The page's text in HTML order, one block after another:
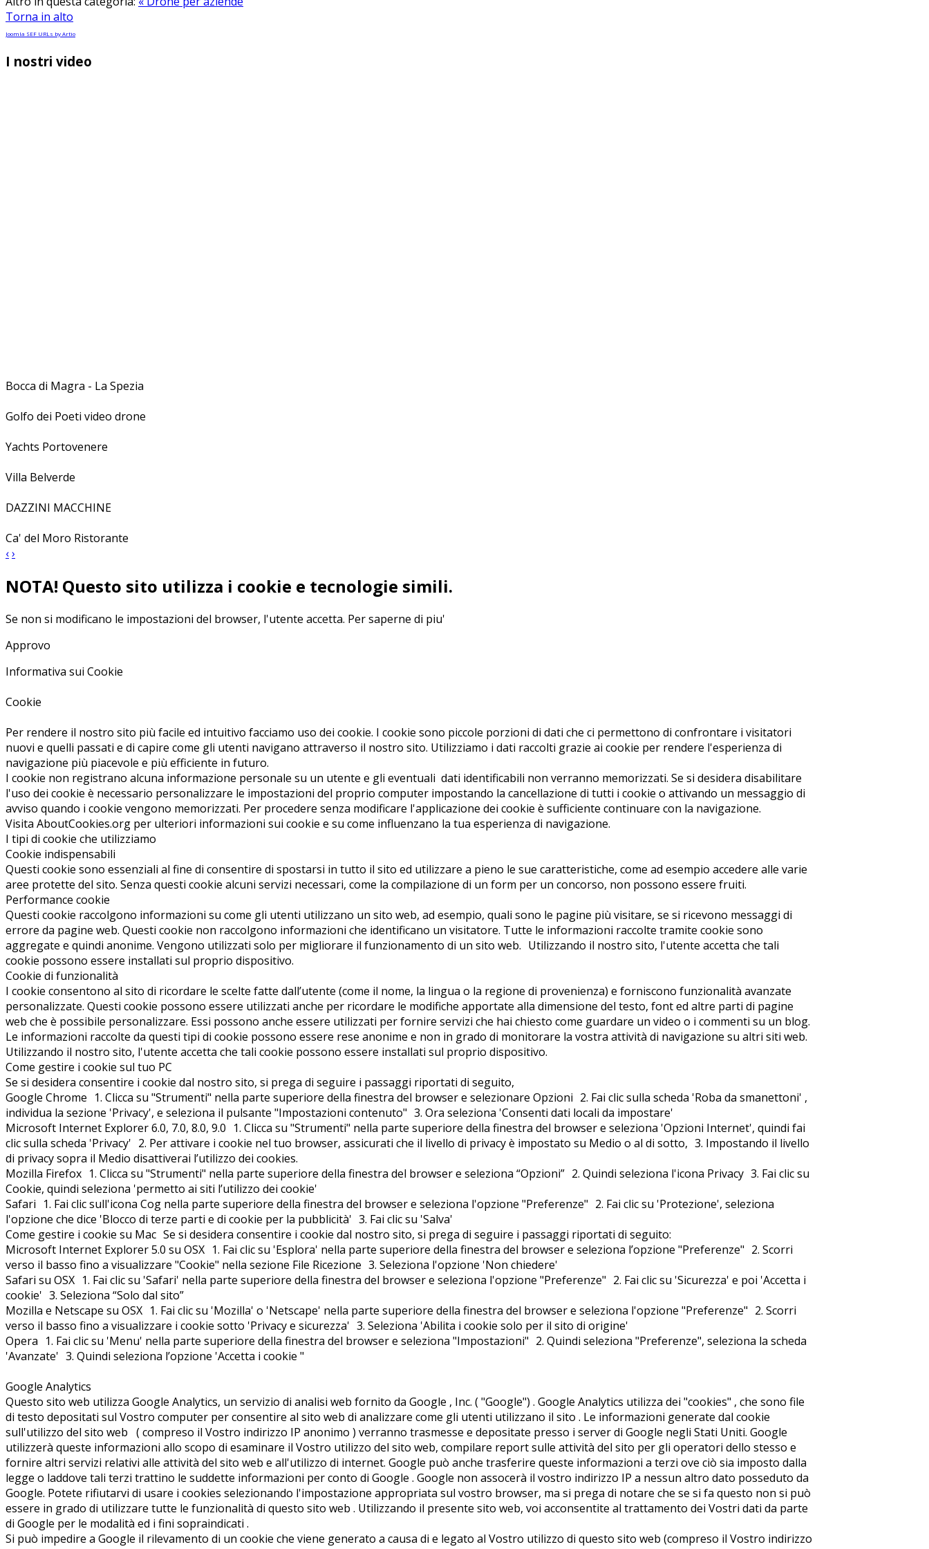
Torna in alto
Joomla SEF URLs by Artio
I nostri video
Bocca di Magra - La Spezia
Golfo dei Poeti video drone
Yachts Portovenere
Villa Belverde
DAZZINI MACCHINE
Ca' del Moro Ristorante
‹›
NOTA! Questo sito utilizza i cookie e tecnologie simili.
Se non si modificano le impostazioni del browser, l'utente accetta. Per saperne di piu'
Approvo
Informativa sui Cookie
Cookie
Per rendere il nostro sito più facile ed intuitivo facciamo uso dei cookie. I cookie sono piccole porzioni di dati che ci permettono di confrontare i visitatori
nuovi e quelli passati e di capire come gli utenti navigano attraverso il nostro sito. Utilizziamo i dati raccolti grazie ai cookie per rendere l'esperienza di
navigazione più piacevole e più efficiente in futuro.
I cookie non registrano alcuna informazione personale su un utente e gli eventuali dati identificabili non verranno memorizzati. Se si desidera disabilitare
l'uso dei cookie è necessario personalizzare le impostazioni del proprio computer impostando la cancellazione di tutti i cookie o attivando un messaggio di
avviso quando i cookie vengono memorizzati. Per procedere senza modificare l'applicazione dei cookie è sufficiente continuare con la navigazione.
Visita AboutCookies.org per ulteriori informazioni sui cookie e su come influenzano la tua esperienza di navigazione.
I tipi di cookie che utilizziamo
Cookie indispensabili
Questi cookie sono essenziali al fine di consentire di spostarsi in tutto il sito ed utilizzare a pieno le sue caratteristiche, come ad esempio accedere alle varie
aree protette del sito. Senza questi cookie alcuni servizi necessari, come la compilazione di un form per un concorso, non possono essere fruiti.
Performance cookie
Questi cookie raccolgono informazioni su come gli utenti utilizzano un sito web, ad esempio, quali sono le pagine più visitare, se si ricevono messaggi di
errore da pagine web. Questi cookie non raccolgono informazioni che identificano un visitatore. Tutte le informazioni raccolte tramite cookie sono
aggregate e quindi anonime. Vengono utilizzati solo per migliorare il funzionamento di un sito web. Utilizzando il nostro sito, l'utente accetta che tali
cookie possono essere installati sul proprio dispositivo.
Cookie di funzionalità
I cookie consentono al sito di ricordare le scelte fatte dall’utente (come il nome, la lingua o la regione di provenienza) e forniscono funzionalità avanzate
personalizzate. Questi cookie possono essere utilizzati anche per ricordare le modifiche apportate alla dimensione del testo, font ed altre parti di pagine
web che è possibile personalizzare. Essi possono anche essere utilizzati per fornire servizi che hai chiesto come guardare un video o i commenti su un blog.
Le informazioni raccolte da questi tipi di cookie possono essere rese anonime e non in grado di monitorare la vostra attività di navigazione su altri siti web.
Utilizzando il nostro sito, l'utente accetta che tali cookie possono essere installati sul proprio dispositivo.
Come gestire i cookie sul tuo PC
Se si desidera consentire i cookie dal nostro sito, si prega di seguire i passaggi riportati di seguito,
Google Chrome 1. Clicca su "Strumenti" nella parte superiore della finestra del browser e selezionare Opzioni 2. Fai clic sulla scheda 'Roba da smanettoni' ,
individua la sezione 'Privacy', e seleziona il pulsante "Impostazioni contenuto" 3. Ora seleziona 'Consenti dati locali da impostare'
Microsoft Internet Explorer 6.0, 7.0, 8.0, 9.0 1. Clicca su "Strumenti" nella parte superiore della finestra del browser e seleziona 'Opzioni Internet', quindi fai
clic sulla scheda 'Privacy' 2. Per attivare i cookie nel tuo browser, assicurati che il livello di privacy è impostato su Medio o al di sotto, 3. Impostando il livello
di privacy sopra il Medio disattiverai l’utilizzo dei cookies.
Mozilla Firefox 1. Clicca su "Strumenti" nella parte superiore della finestra del browser e seleziona “Opzioni” 2. Quindi seleziona l'icona Privacy 3. Fai clic su
Cookie, quindi seleziona 'permetto ai siti l’utilizzo dei cookie'
Safari 1. Fai clic sull'icona Cog nella parte superiore della finestra del browser e seleziona l'opzione "Preferenze" 2. Fai clic su 'Protezione', seleziona
l'opzione che dice 'Blocco di terze parti e di cookie per la pubblicità' 3. Fai clic su 'Salva'
Come gestire i cookie su Mac Se si desidera consentire i cookie dal nostro sito, si prega di seguire i passaggi riportati di seguito:
Microsoft Internet Explorer 5.0 su OSX 1. Fai clic su 'Esplora' nella parte superiore della finestra del browser e seleziona l’opzione "Preferenze" 2. Scorri
verso il basso fino a visualizzare "Cookie" nella sezione File Ricezione 3. Seleziona l'opzione 'Non chiedere'
Safari su OSX 1. Fai clic su 'Safari' nella parte superiore della finestra del browser e seleziona l'opzione "Preferenze" 2. Fai clic su 'Sicurezza' e poi 'Accetta i
cookie' 3. Seleziona “Solo dal sito”
Mozilla e Netscape su OSX 1. Fai clic su 'Mozilla' o 'Netscape' nella parte superiore della finestra del browser e seleziona l'opzione "Preferenze" 2. Scorri
verso il basso fino a visualizzare i cookie sotto 'Privacy e sicurezza' 3. Seleziona 'Abilita i cookie solo per il sito di origine'
Opera 1. Fai clic su 'Menu' nella parte superiore della finestra del browser e seleziona "Impostazioni" 2. Quindi seleziona "Preferenze", seleziona la scheda
'Avanzate' 3. Quindi seleziona l’opzione 'Accetta i cookie "
Google Analytics
Questo sito web utilizza Google Analytics, un servizio di analisi web fornito da Google , Inc. ( "Google") . Google Analytics utilizza dei "cookies" , che sono file
di testo depositati sul Vostro computer per consentire al sito web di analizzare come gli utenti utilizzano il sito . Le informazioni generate dal cookie
sull'utilizzo del sito web ( compreso il Vostro indirizzo IP anonimo ) verranno trasmesse e depositate presso i server di Google negli Stati Uniti. Google
utilizzerà queste informazioni allo scopo di esaminare il Vostro utilizzo del sito web, compilare report sulle attività del sito per gli operatori dello stesso e
fornire altri servizi relativi alle attività del sito web e all'utilizzo di internet. Google può anche trasferire queste informazioni a terzi ove ciò sia imposto dalla
legge o laddove tali terzi trattino le suddette informazioni per conto di Google . Google non assocerà il vostro indirizzo IP a nessun altro dato posseduto da
Google. Potete rifiutarvi di usare i cookies selezionando l'impostazione appropriata sul vostro browser, ma si prega di notare che se si fa questo non si può
essere in grado di utilizzare tutte le funzionalità di questo sito web . Utilizzando il presente sito web, voi acconsentite al trattamento dei Vostri dati da parte
di Google per le modalità ed i fini sopraindicati .
Si può impedire a Google il rilevamento di un cookie che viene generato a causa di e legato al Vostro utilizzo di questo sito web (compreso il Vostro indirizzo